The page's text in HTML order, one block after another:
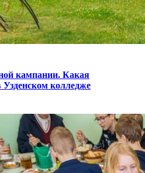
кампании. Какая
Узденском колледже